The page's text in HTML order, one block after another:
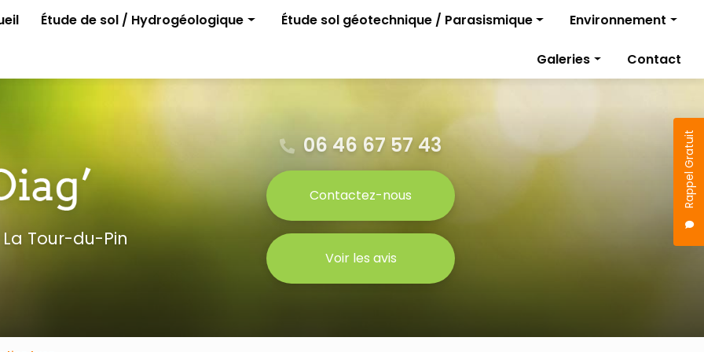
Rappel Gratuit
Étude de sol / Hydrogéologique
Permis d'aménager
Étude sol géotechnique / Parasismique
G2 avant projet
Étude G0
Environnement
Diagnostics
Gestion des travaux
Galeries Contact
Tour-du-Pin
06 46 67 57 43
Contactez-nous
Voir les avis